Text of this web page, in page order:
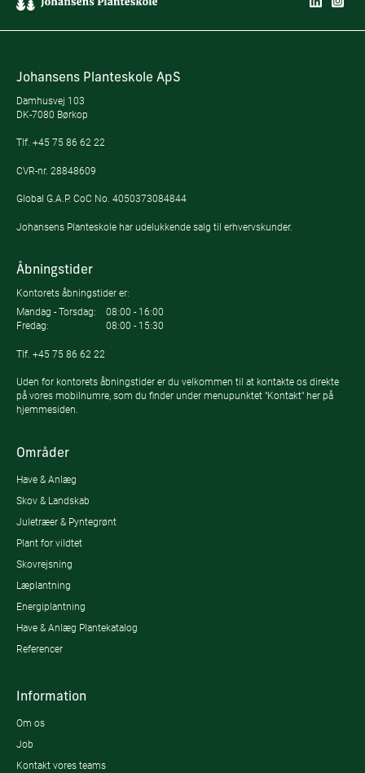
Johansens Planteskole ApS
Damhusvej 103
DK-7080 Børkop
Tlf. +45 75 86 62 22
CVR-nr. 28848609
Global G.A.P. CoC No. 4050373084844
Johansens Planteskole har udelukkende salg til erhvervskunder.
Åbningstider
Kontorets åbningstider er:
Mandag - Torsdag:
08:00 - 16:00
Fredag:
08:00 - 15:30
Tlf. +45 75 86 62 22
Uden for kontorets åbningstider er du velkommen til at kontakte os direkte
på vores mobilnumre, som du finder under menupunktet "Kontakt" her på
hjemmesiden.
Områder
Have & Anlæg
Skov & Landskab
Juletræer & Pyntegrønt
Plant for vildtet
Skovrejsning
Læplantning
Energiplantning
Have & Anlæg Plantekatalog
Referencer
Information
Om os
Job
Kontakt vores teams